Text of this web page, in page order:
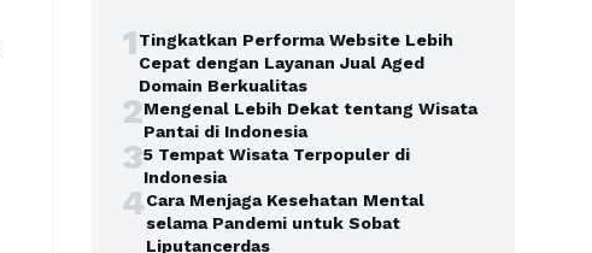
1Tingkatkan Performa Website Lebih
Cepat dengan Layanan Jual Aged
Domain Berkualitas
2Mengenal Lebih Dekat tentang Wisata
Pantai di Indonesia
35 Tempat Wisata Terpopuler di
Indonesia
4Cara Menjaga Kesehatan Mental
selama Pandemi untuk Sobat
Liputancerdas